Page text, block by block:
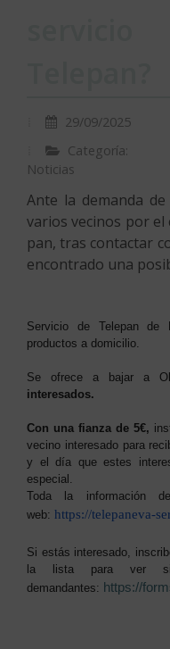
29/09/2025
Categoría:
Noticias
Ante la demanda de
varios vecinos por el
pan, tras contactar
encontrado una
Servicio de Telepan de
productos a domicilio.
Se ofrece a bajar a
interesados.
Con una fianza de 5€,
vecino interesado para
y el día que estes
especial.
Toda la información
web: https://telepaneva-
Si estás interesado,
la lista para ver
demandantes: https://